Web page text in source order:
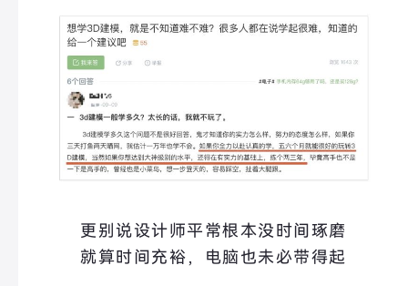
更别说设计师平常根本没时间琢磨
就算时间充裕，电脑也未必带得起